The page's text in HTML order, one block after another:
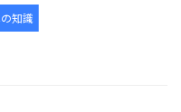
知識